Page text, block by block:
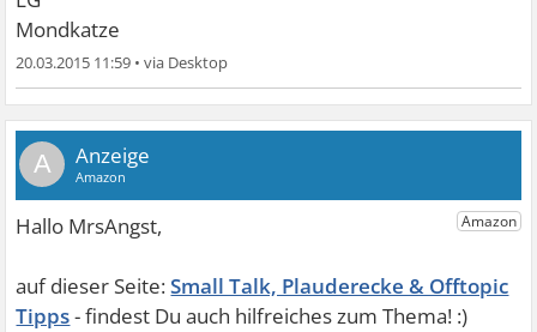
Mondkatze
20.03.2015 11:59 •
A
Small Talk, Plauderecke & Offtopic
Tipps